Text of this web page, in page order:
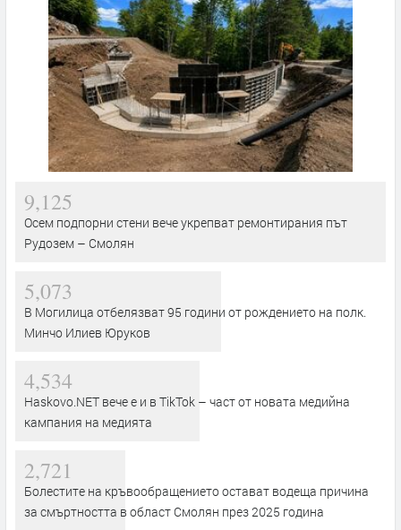
9,125
Осем подпорни стени вече укрепват ремонтирания път
Рудозем – Смолян
5,073
В Могилица отбелязват 95 години от рождението на полк.
Минчо Илиев Юруков
4,534
Haskovo.NET вече е и в TikTok – част от новата медийна
кампания на медията
2,721
Болестите на кръвообращението остават водеща причина
за смъртността в област Смолян през 2025 година